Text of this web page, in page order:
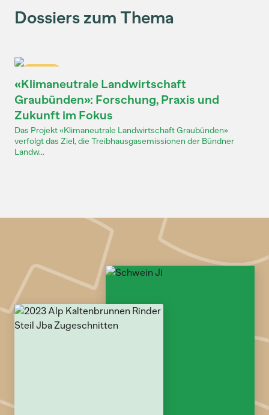
Dossiers zum Thema
«Klimaneutrale Landwirtschaft
Graubünden»: Forschung, Praxis und
Zukunft im Fokus
Das Projekt «Klimaneutrale Landwirtschaft Graubünden»
verfolgt das Ziel, die Treibhausgasemissionen der Bündner
Landw...